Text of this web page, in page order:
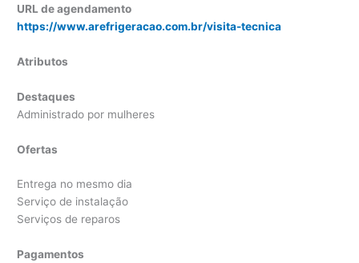
URL de agendamento
https://www.arefrigeracao.com.br/visita-tecnica
Atributos
Destaques
Administrado por mulheres
Ofertas
Entrega no mesmo dia
Serviço de instalação
Serviços de reparos
Pagamentos